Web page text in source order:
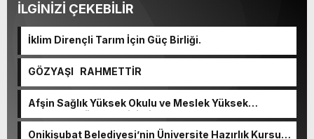
İLGİNİZİ ÇEKEBİLİR
İklim Dirençli Tarım İçin Güç Birliği.
GÖZYAŞI RAHMETTİR
Afşin Sağlık Yüksek Okulu ve Meslek Yüksek
Okulunda görev değişimi!
Onikişubat Belediyesi’nin Üniversite Hazırlık Kursu